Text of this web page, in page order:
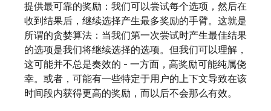
提供最可靠的奖励：我们可以尝试每个选项，然后在
收到结果后，继续选择产生最多奖励的手臂。这就是
所谓的贪婪算法 ：当我们第一次尝试时产生最佳结果
的选项是我们将继续选择的选项。但我们可以理解，
这可能并不总是奏效的 - 一方面，高奖励可能纯属侥
幸。或者，可能有一些特定于用户的上下文导致在该
时间段内获得更高的奖励，而以后不会那么有效。